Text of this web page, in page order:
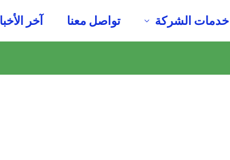
خدمات الشركة تواصل معنا آخر